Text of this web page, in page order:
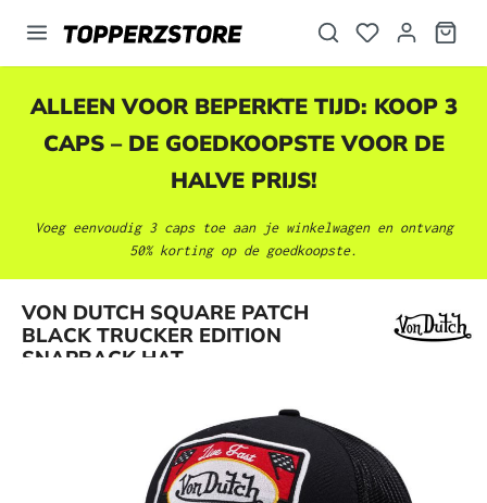
ALLEEN VOOR BEPERKTE TIJD: KOOP 3
CAPS – DE GOEDKOOPSTE VOOR DE
HALVE PRIJS!
Voeg eenvoudig 3 caps toe aan je winkelwagen en ontvang
50% korting op de goedkoopste.
VON DUTCH SQUARE PATCH
BLACK TRUCKER EDITION
SNAPBACK HAT
Afbeeldingengalerij overslaan